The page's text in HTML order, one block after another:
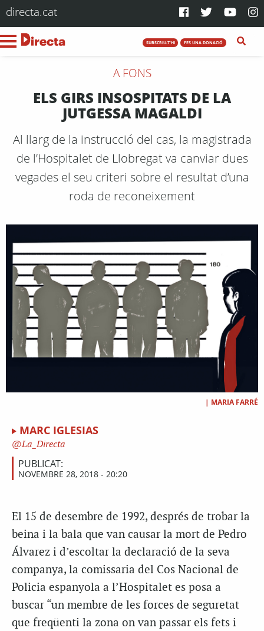
directa.cat
SUBSCRIU-T'HI FES UNA DONACIÓ
A FONS
ELS GIRS INSOSPITATS DE LA
JUTGESSA MAGALDI
Al llarg de la instrucció del cas, la magistrada
de l’Hospitalet de Llobregat va canviar dues
vegades el seu criteri sobre el resultat d’una
roda de reconeixement
| MARIA FARRÉ
MARC IGLESIAS
La_Directa
PUBLICAT:
NOVEMBRE 28, 2018 - 20:20
El 15 de desembre de 1992, després de trobar la
beina i la bala que van causar la mort de Pedro
Álvarez i d’escoltar la declaració de la seva
companya, la comissaria del Cos Nacional de
Policia espanyola a l’Hospitalet es posa a
buscar “un membre de les forces de seguretat
que freqüenti la zona on van passar els fets i